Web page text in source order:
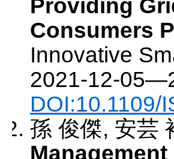
Providing
Consumers
Innovative
2021-12-05—
DOI:10.1109/
孫 俊傑, 安芸